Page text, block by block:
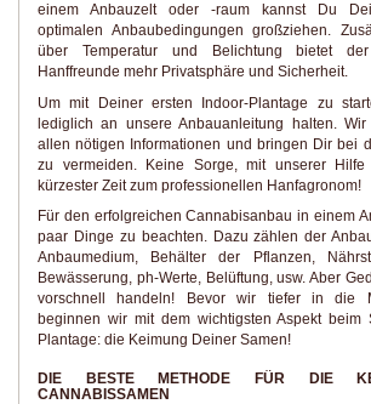
einem Anbauzelt oder -raum kannst Du
optimalen Anbaubedingungen großziehen.
über Temperatur und Belichtung bietet
Hanffreunde mehr Privatsphäre und Sicherheit.
Um mit Deiner ersten Indoor-Plantage zu
lediglich an unsere Anbauanleitung halten.
allen nötigen Informationen und bringen Dir bei
zu vermeiden. Keine Sorge, mit unserer
kürzester Zeit zum professionellen Hanfagronom!
Für den erfolgreichen Cannabisanbau in einem
paar Dinge zu beachten. Dazu zählen der
Anbaumedium, Behälter der Pflanzen,
Bewässerung, ph-Werte, Belüftung, usw. Aber
vorschnell handeln! Bevor wir tiefer in die
beginnen wir mit dem wichtigsten Aspekt beim
Plantage: die Keimung Deiner Samen!
DIE BESTE METHODE FÜR DIE
CANNABISSAMEN